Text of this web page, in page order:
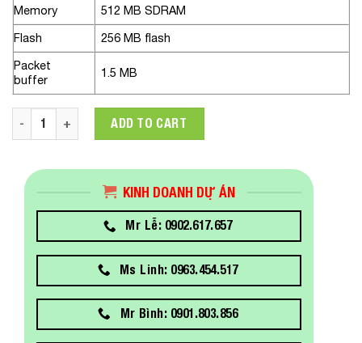
Memory
512 MB SDRAM
Flash
256 MB flash
Packet
buffer
1.5 MB
Aruba Instant On 1930 48G 4SFP+ 370W Switch quantity
ADD TO CART
KINH DOANH DỰ ÁN
Mr Lễ: 0902.617.657
Ms Linh: 0963.454.517
Mr Bình: 0901.803.856